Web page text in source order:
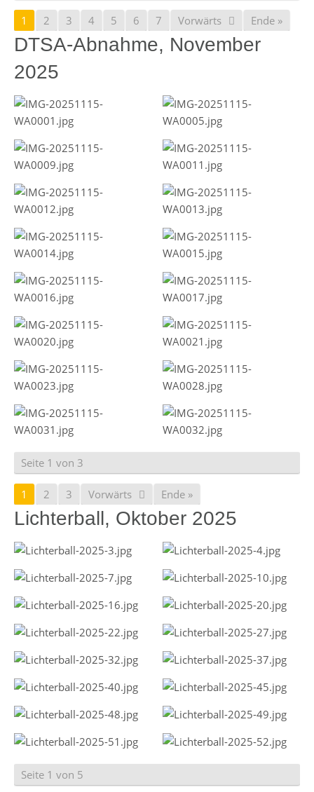
1 2 3 4 5 6 7 Vorwärts Ende »
DTSA-Abnahme, November
2025
Seite 1 von 3
1 2 3 Vorwärts Ende »
Lichterball, Oktober 2025
Seite 1 von 5